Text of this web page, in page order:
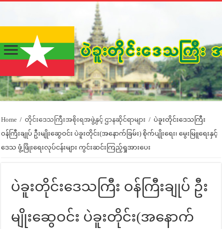
Home / တိုင်းဒေသကြီးအစိုးရအဖွဲ့နှင့် ဌာနဆိုင်ရာများ / ပဲခူးတိုင်းဒေသကြီး
ဝန်ကြီးချုပ် ဦးမျိုးဆွေဝင်း ပဲခူးတိုင်း(အနောက်ခြမ်း) စိုက်ပျိုးရေး၊ မွေးမြူရေးနှင့်
ဒေသ ဖွံ့ဖြိုးရေးလုပ်ငန်းများ ကွင်းဆင်းကြည့်ရှုအားပေး
ပဲခူးတိုင်းဒေသကြီး ဝန်ကြီးချုပ် ဦး
မျိုးဆွေဝင်း ပဲခူးတိုင်း(အနောက်